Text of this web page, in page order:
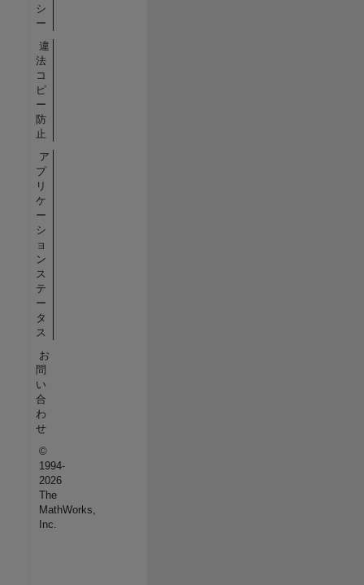
シ
ー
違
法
コ
ピ
ー
防
止
ア
プ
リ
ケ
ー
シ
ョ
ン
ス
テ
ー
タ
ス
お
問
い
合
わ
せ
©
1994-
2026
The
MathWorks,
Inc.